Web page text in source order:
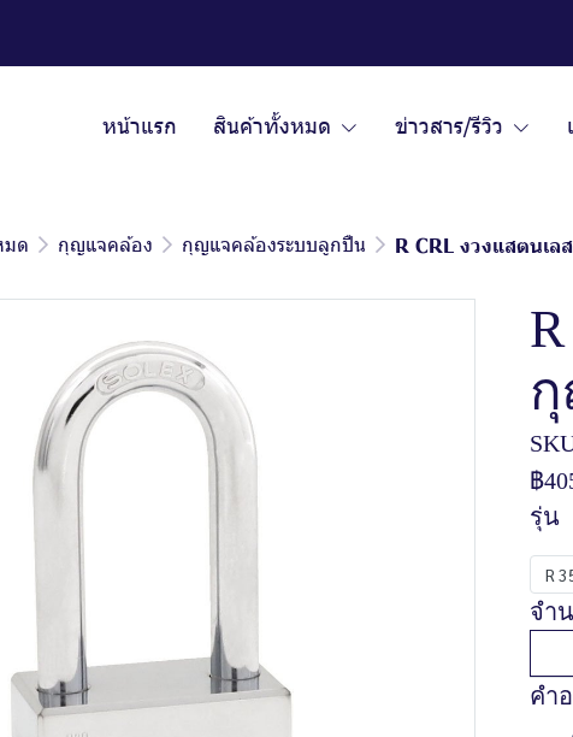
หน้าแรก สินค้าทั้งหมด ข่าวสาร/รีวิว
มด กุญแจคล้อง กุญแจคล้องระบบลูกปืน R CRL งวงแสตนเ
฿
รุ่น
R
จำ
คำ